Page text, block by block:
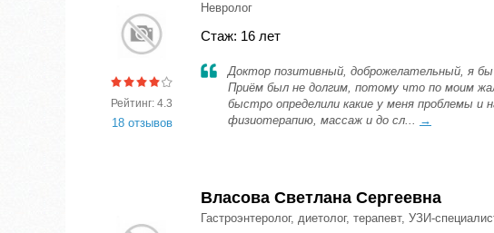
Рейтинг: 4.3
18 отзывов
Невролог
Стаж: 16 лет
Доктор позитивный, доброжелательный, я бы
Приём был не долгим, потому что по моим
быстро определили какие у меня проблемы и
физиотерапию, массаж и до сл... →
Власова Светлана Сергеевна
Гастроэнтеролог, диетолог, терапевт, УЗИ-